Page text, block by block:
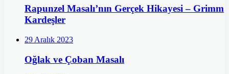
Rapunzel Masalı’nın Gerçek Hikayesi – Grimm
Kardeşler
29 Aralık 2023
Oğlak ve Çoban Masalı